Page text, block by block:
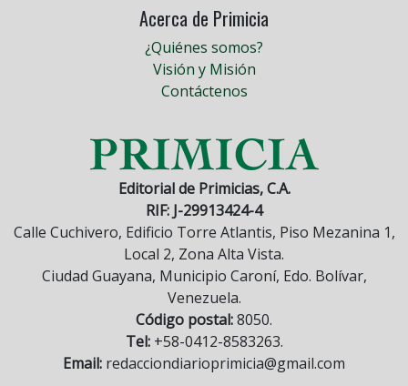
Acerca de Primicia
¿Quiénes somos?
Visión y Misión
Contáctenos
Editorial de Primicias, C.A.
RIF: J-29913424-4
Calle Cuchivero, Edificio Torre Atlantis, Piso Mezanina 1,
Local 2, Zona Alta Vista.
Ciudad Guayana, Municipio Caroní, Edo. Bolívar,
Venezuela.
Código postal:8050.
Tel:+58-0412-8583263.
Email: redacciondiarioprimicia@gmail.com